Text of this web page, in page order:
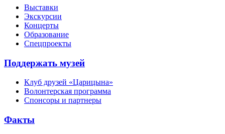
Выставки
Экскурсии
Концерты
Образование
Спецпроекты
Поддержать музей
Клуб друзей «Царицына»
Волонтерская программа
Спонсоры и партнеры
Факты